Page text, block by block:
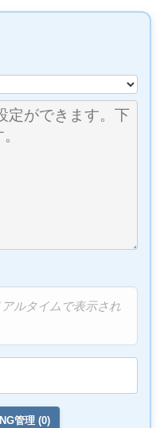
ルタイムで表示され
管理 (0)